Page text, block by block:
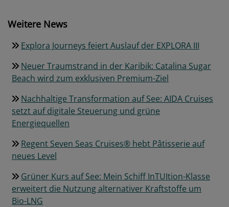
Weitere News
Explora Journeys feiert Auslauf der EXPLORA III
Neuer Traumstrand in der Karibik: Catalina Sugar
Beach wird zum exklusiven Premium-Ziel
Nachhaltige Transformation auf See: AIDA Cruises
setzt auf digitale Steuerung und grüne
Energiequellen
Regent Seven Seas Cruises® hebt Pâtisserie auf
neues Level
Grüner Kurs auf See: Mein Schiff InTUItion-Klasse
erweitert die Nutzung alternativer Kraftstoffe um
Bio-LNG